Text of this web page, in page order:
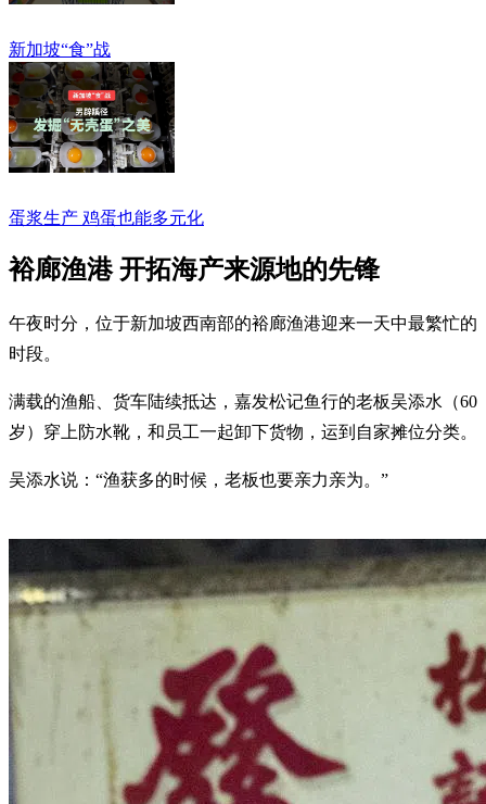
新加坡“食”战
蛋浆生产 鸡蛋也能多元化
裕廊渔港 开拓海产来源地的先锋
午夜时分，位于新加坡西南部的裕廊渔港迎来一天中最繁忙的
时段。
满载的渔船、货车陆续抵达，嘉发松记鱼行的老板吴添水（60
岁）穿上防水靴，和员工一起卸下货物，运到自家摊位分类。
吴添水说：“渔获多的时候，老板也要亲力亲为。”